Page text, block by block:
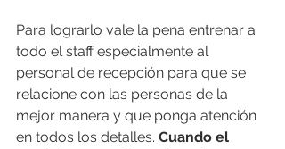
Para lograrlo vale la pena entrenar a
todo el staff especialmente al
personal de recepción para que se
relacione con las personas de la
mejor manera y que ponga atención
en todos los detalles. Cuando el